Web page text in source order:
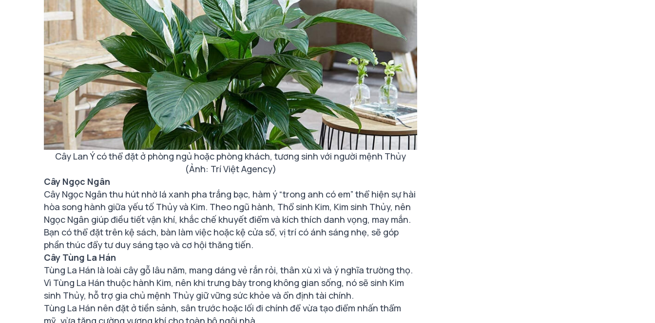
Cây Lan Ý có thể đặt ở phòng ngủ hoặc phòng khách, tương sinh với người mệnh Thủy
(Ảnh: Trí Việt Agency)
Cây Ngọc Ngân
Cây Ngọc Ngân thu hút nhờ lá xanh pha trắng bạc, hàm ý “trong anh có em” thể hiện sự hài
hòa song hành giữa yếu tố Thủy và Kim. Theo ngũ hành, Thổ sinh Kim, Kim sinh Thủy, nên
Ngọc Ngân giúp điều tiết vận khí, khắc chế khuyết điểm và kích thích danh vọng, may mắn.
Bạn có thể đặt trên kệ sách, bàn làm việc hoặc kệ cửa sổ, vị trí có ánh sáng nhẹ, sẽ góp
phần thúc đẩy tư duy sáng tạo và cơ hội thăng tiến.
Cây Tùng La Hán
Tùng La Hán là loài cây gỗ lâu năm, mang dáng vẻ rắn rỏi, thân xù xì và ý nghĩa trường thọ.
Vì Tùng La Hán thuộc hành Kim, nên khi trưng bày trong không gian sống, nó sẽ sinh Kim
sinh Thủy, hỗ trợ gia chủ mệnh Thủy giữ vững sức khỏe và ổn định tài chính.
Tùng La Hán nên đặt ở tiền sảnh, sân trước hoặc lối đi chính để vừa tạo điểm nhấn thẩm
mỹ, vừa tăng cường vượng khí cho toàn bộ ngôi nhà.